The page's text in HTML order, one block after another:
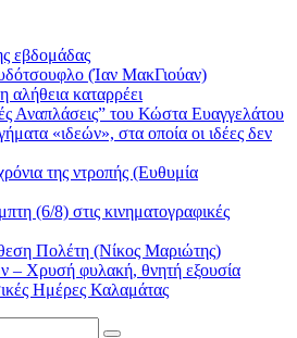
εβδομάδας
(Ίαν ΜακΓιούαν)
καταρρέει
Αναπλάσεις” του Κώστα Ευαγγελάτου
«ιδεών», στα οποία οι ιδέες δεν
της ντροπής (Ευθυμία
(6/8) στις κινηματογραφικές
Πολέτη (Νίκος Μαριώτης)
– Χρυσή φυλακή, θνητή εξουσία
Ημέρες Καλαμάτας